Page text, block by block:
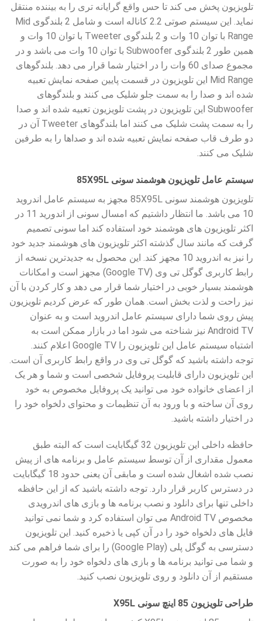
تلویزیون پخش می کند تا حس واقع گرایانه تری را به بیننده منتقل
نماید. این سیستم صوتی 2.2 کاناله است و شامل 2 بلندگوی Mid
Range با توان 10 وات و 2 بلندگوی Tweeter با توان 10 وات و
همین طور 2 بلندگوی Subwoofer با توان 10 وات می باشد و در
مجموع صدای 60 وات را در اختیار شما قرار می دهد. بلندگوهای
Mid Range این تلویزیون در قسمت پایین صفحه نمایش تعبیه
شده اند و صدا را به سمت جلو شلیک می کنند و بلندگوهای
Subwoofer این تلویزیون در پشت تلویزیون تعبیه شده اند و صدا
را به سمت پشت شلیک می کنند اما بلندگوهای Tweeter آن در
دو طرف قاب صفحه نمایش تعبیه شده اند و صداها را به طرفین
شلیک می کنند.
سیستم عامل تلویزیون هوشمند سونی 85X95L
تلویزیون هوشمند سونی 85X95L مجهز به سیستم عامل اندروید
10 می باشد. ما انتظار داشتیم که امسال سونی از اندورید 11 در
اکثر تلویزیون های هوشمند خود استفاده کند اما سونی تصمیم
گرفت که مانند سال گذشته اکثر تلویزیون های هوشمند جدید خود
را نیز به اندروید 10 مجهز کند. این محصول به جدیدترین نسخه از
رابط کاربری گوگل تی وی (Google TV) مجهز است و امکانات
هوشمند بسیار خوبی در اختیار شما قرار می دهد و کار کردن با آن
نیز راحت و لذت بخش است. همان طور که عرض کردیم تلویزیون
پیش روی شما دارای سیستم عامل اندروید است و به عنوان
Android TV نیز شناخته می شود اما در بازار ممکن است به
اشتباه سیستم عامل این تلویزیون را Google TV اعلام کنند.
توجه داشته باشید که گوگل تی وی در واقع رابط کاربری آن است.
این تلویزیون دارای قابلیت پروفایل شخصی است و شما و هر یک
از اعضای خانواده خود می توانید یک پروفایل مخصوص به خود
روی آن ساخته و با ورود به آن تنظیمات و محتوای دلخواه خود را
در اختیار داشته باشید.
حافظه داخلی این تلویزیون 32 گیگابایت است که البته طبق
معمول مقداری از آن توسط سیستم عامل و برنامه های از پیش
نصب شده اشغال شده است و مابقی آن یعنی حدود 18 گیگابایت
در دسترس کاربر قرار دارد. توجه داشته باشید که از این حافظه
داخلی تنها برای دانلود و نصب برنامه ها و بازی های اندرویدی
مخصوص Android TV می توان استفاده کرد و شما نمی توانید
فایل های دلخواه خود را در آن کپی یا ذخیره کنید. این تلویزیون
دسترسی به گوگل پلی (Google Play) را برای شما فراهم می کند
و شما می توانید برنامه ها و بازی های دلخواه خود را به صورت
مستقیم از آن دانلود و روی تلویزیون نصب کنید.
طراحی تلویزیون 85 اینچ سونی X95L